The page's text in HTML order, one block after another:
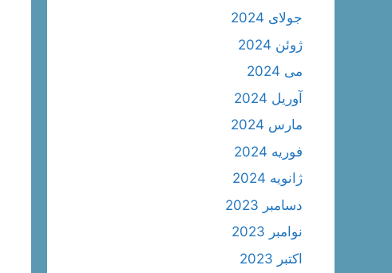
جولای 2024
ژوئن 2024
می 2024
آوریل 2024
مارس 2024
فوریه 2024
ژانویه 2024
دسامبر 2023
نوامبر 2023
اکتبر 2023